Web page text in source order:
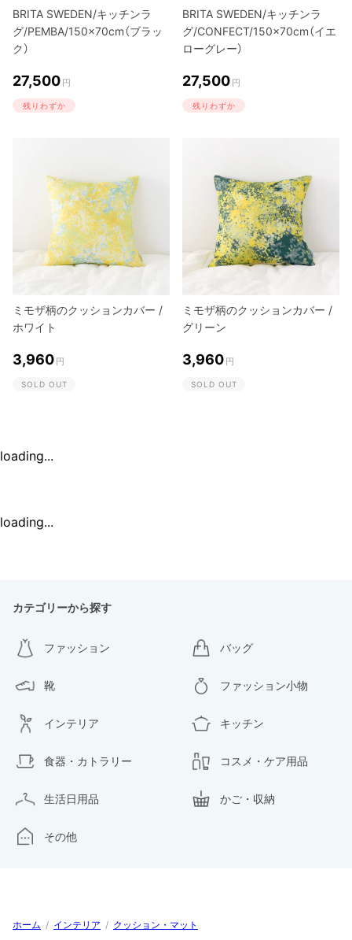
BRITA SWEDEN/キッチンラ
グ/PEMBA/150×70cm（ブラッ
ク）
27,500 円
残りわずか
BRITA SWEDEN/キッチンラ
グ/CONFECT/150×70cm（イエ
ローグレー）
27,500 円
残りわずか
ミモザ柄のクッションカバー /
ホワイト
3,960 円
SOLD OUT
ミモザ柄のクッションカバー /
グリーン
3,960 円
SOLD OUT
loading...
loading...
カテゴリーから探す
ファッション バッグ
靴 ファッション小物
インテリア キッチン
食器・カトラリー コスメ・ケア用品
生活日用品 かご・収納
その他
ホーム / インテリア / クッション・マット